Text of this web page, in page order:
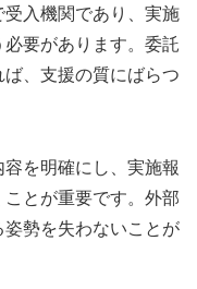
入機関であり、実施
要があります。委託
、支援の質にばらつ
を明確にし、実施報
とが重要です。外部
勢を失わないことが